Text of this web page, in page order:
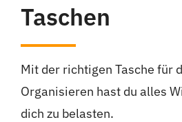
Taschen
Mit der richtigen Tasche für
Organisieren hast du alles
dich zu belasten.